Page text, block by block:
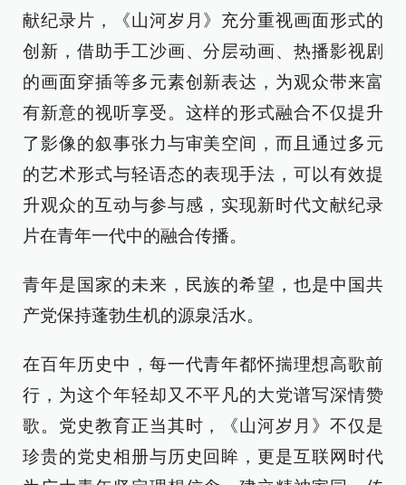
献纪录片，《山河岁月》充分重视画面形式的
创新，借助手工沙画、分层动画、热播影视剧
的画面穿插等多元素创新表达，为观众带来富
有新意的视听享受。这样的形式融合不仅提升
了影像的叙事张力与审美空间，而且通过多元
的艺术形式与轻语态的表现手法，可以有效提
升观众的互动与参与感，实现新时代文献纪录
片在青年一代中的融合传播。
青年是国家的未来，民族的希望，也是中国共
产党保持蓬勃生机的源泉活水。
在百年历史中，每一代青年都怀揣理想高歌前
行，为这个年轻却又不平凡的大党谱写深情赞
歌。党史教育正当其时，《山河岁月》不仅是
珍贵的党史相册与历史回眸，更是互联网时代